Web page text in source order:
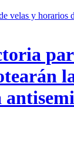
velas y horarios